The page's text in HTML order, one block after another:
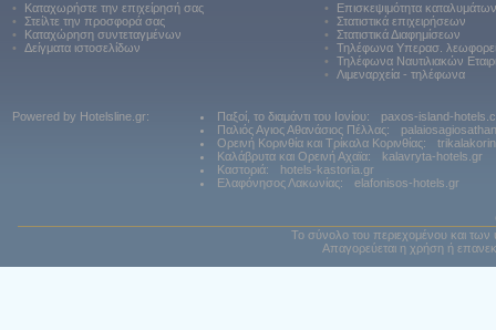
•
Καταχωρήστε την επιχείρησή σας
•
Στείλτε την προσφορά σας
•
Καταχώρηση συντεταγμένων
•
Δείγματα ιστοσελίδων
•
Επισκεψιμότητα καταλυμάτων
•
Στατιστικά επιχειρήσεων
•
Στατιστικά Διαφημίσεων
•
Τηλέφωνα Υπερασ.
•
Τηλέφωνα Ναυτιλιακών
•
Λιμεναρχεία - τηλέφωνα
Powered by Hotelsline.gr: Παξοί, το διαμάντι του Ιονίου:
paxos-island-
Παλιός Αγιος Αθανάσιος Πέλλας:
Ορεινή Κορινθία και Τρίκαλα Κορινθίας:
Καλάβρυτα και Ορεινή Αχαϊα:
kalavryta-hotels.gr
Καστοριά:
hotels-kastoria.gr
Ελαφόνησος Λακωνίας:
elafonisos-hotels.gr
Το σύνολο του περιεχομένου και των
Απαγορεύεται η χρήση ή